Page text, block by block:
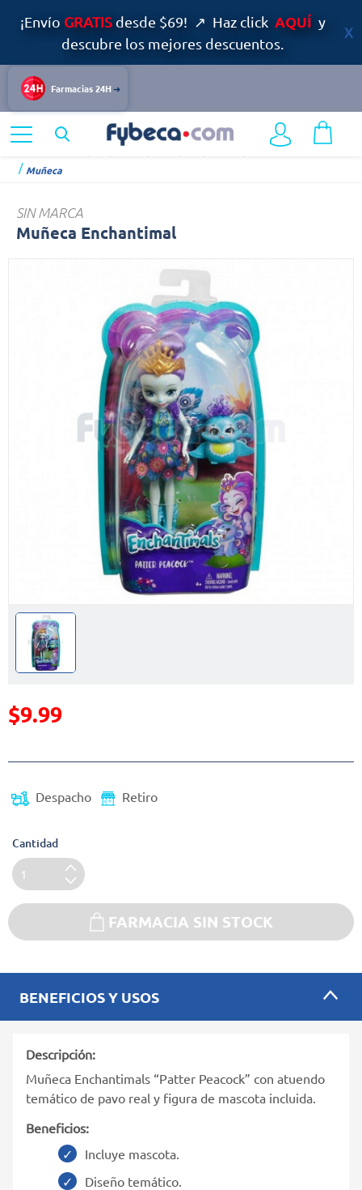
¡Envío GRATISdesde $69! ↗ Haz click AQUÍ y
descubre los mejores descuentos.
Farmacias 24H
Bazar y Hogar
Juguetes Tradicionales
Muñeca
SIN MARCA
Muñeca Enchantimal
Precio reducido de
$9.99
Despacho Retiro
Cantidad
FARMACIA SIN STOCK
BENEFICIOS Y USOS
Descripción:
Muñeca Enchantimals “Patter Peacock” con atuendo
temático de pavo real y figura de mascota incluida.
Beneficios:
Incluye mascota.
Diseño temático.